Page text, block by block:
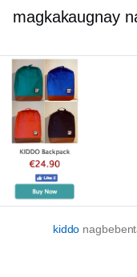
magkakaugnay
kiddo